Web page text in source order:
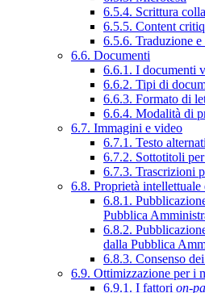
6.5.4. Scrittura
6.5.5. Content
6.5.6. Traduzione
6.6. Documenti
6.6.1. I documenti
6.6.2. Tipi di
6.6.3. Formato di
6.6.4. Modalità di
6.7. Immagini e video
6.7.1. Testo
6.7.2. Sottotitoli
6.7.3. Trascrizioni
6.8. Proprietà intellettuale
6.8.1.
Pubblica
6.8.2.
dalla Pubblica
6.8.3. Consenso
6.9. Ottimizzazione per i
6.9.1. I fattori on-